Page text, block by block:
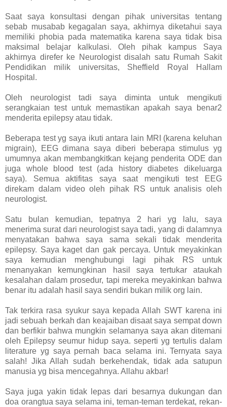
Saat saya konsultasi dengan pihak universitas tentang
sebab musabab kegagalan saya, akhirnya diketahui saya
memiliki phobia pada matematika karena saya tidak bisa
maksimal belajar kalkulasi. Oleh pihak kampus Saya
akhirnya direfer ke Neurologist disalah satu Rumah Sakit
Pendidikan milik universitas, Sheffield Royal Hallam
Hospital.
Oleh neurologist tadi saya diminta untuk mengikuti
serangkaian test untuk memastikan apakah saya benar2
menderita epilepsy atau tidak.
Beberapa test yg saya ikuti antara lain MRI (karena keluhan
migrain), EEG dimana saya diberi beberapa stimulus yg
umumnya akan membangkitkan kejang penderita ODE dan
juga whole blood test (ada history diabetes dikeluarga
saya). Semua aktifitas saya saat mengikuti test EEG
direkam dalam video oleh pihak RS untuk analisis oleh
neurologist.
Satu bulan kemudian, tepatnya 2 hari yg lalu, saya
menerima surat dari neurologist saya tadi, yang di dalamnya
menyatakan bahwa saya sama sekali tidak menderita
epilepsy. Saya kaget dan gak percaya. Untuk meyakinkan
saya kemudian menghubungi lagi pihak RS untuk
menanyakan kemungkinan hasil saya tertukar ataukah
kesalahan dalam prosedur, tapi mereka meyakinkan bahwa
benar itu adalah hasil saya sendiri bukan milik org lain.
Tak terkira rasa syukur saya kepada Allah SWT karena ini
jadi sebuah berkah dan keajaiban disaat saya sempat down
dan berfikir bahwa mungkin selamanya saya akan ditemani
oleh Epilepsy seumur hidup saya. seperti yg tertulis dalam
literature yg saya pernah baca selama ini. Ternyata saya
salah! Jika Allah sudah berkehendak, tidak ada satupun
manusia yg bisa mencegahnya. Allahu akbar!
Saya juga yakin tidak lepas dari besarnya dukungan dan
doa orangtua saya selama ini, teman-teman terdekat, rekan-